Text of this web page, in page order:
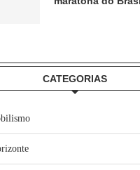
CATEGORIAS